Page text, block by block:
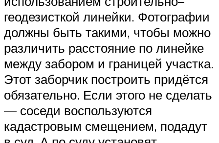
геодезисткой линейки. Фотографии
должны быть такими, чтобы можно
различить расстояние по линейке
между забором и границей участка.
Этот заборчик построить придётся
обязательно. Если этого не сделать
— соседи воспользуются
кадастровым смещением, подадут